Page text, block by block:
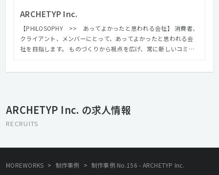
ARCHETYP Inc.
【PHILOSOPHY >> あってよかったと思われる会社】 消費者、
クライアント、メンバーにとって、あってよかったと思われる会
社を目指します。 ものづくりから視点を広げ、常に新しいコミュ
命です。 変化を楽しみ、チャレンジしながら、 制作工程からアウ
トプットまで責任を持って、 消費者、クライアントとより良き未
ARCHETYP Inc. の求人情報
RECRUITS
MOREWORKS > 制作事例 > 制作事例 No.156 - ARCHETYP Inc.